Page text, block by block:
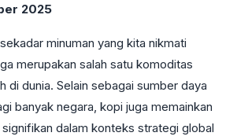
2025
minuman yang kita nikmati
merupakan salah satu komoditas
di dunia. Selain sebagai sumber daya
banyak negara, kopi juga memainkan
dalam konteks strategi global